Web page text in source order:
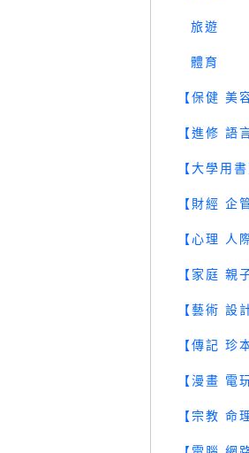
旅遊
體育
【保健 美
【進修 語
【大學用書
【財經 企
【心理 人
【家庭 親
【藝術 設
【傳記 珍
【漫畫 電
【宗教 命